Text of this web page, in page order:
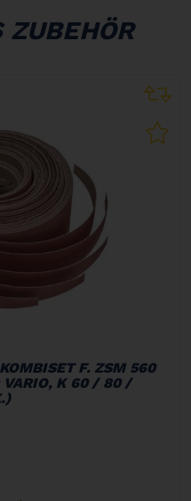
ZUBEHÖR
F. ZSM 560
K 60 / 80 /